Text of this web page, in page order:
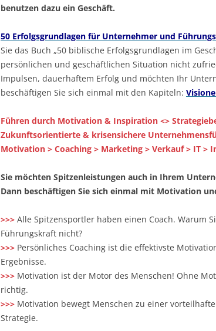
benutzen dazu ein Geschäft.
50 Erfolgsgrundlagen für Unternehmer und
Sie das Buch „50 biblische Erfolgsgrundlagen im
persönlichen und geschäftlichen Situation nicht
Impulsen, dauerhaftem Erfolg und möchten Ihr
beschäftigen Sie sich einmal mit den Kapiteln:
Führen durch Motivation & Inspiration <>
Zukunftsorientierte & krisensichere
Motivation > Coaching > Marketing > Verkauf > IT >
Sie möchten Spitzenleistungen auch in Ihrem
Dann beschäftigen Sie sich einmal mit Motivation
>>> Alle Spitzensportler haben einen Coach. Warum
Führungskraft nicht?
>>> Persönliches Coaching ist die effektivste
Ergebnisse.
>>> Motivation ist der Motor des Menschen! Ohne
richtig.
>>> Motivation bewegt Menschen zu einer
Strategie.